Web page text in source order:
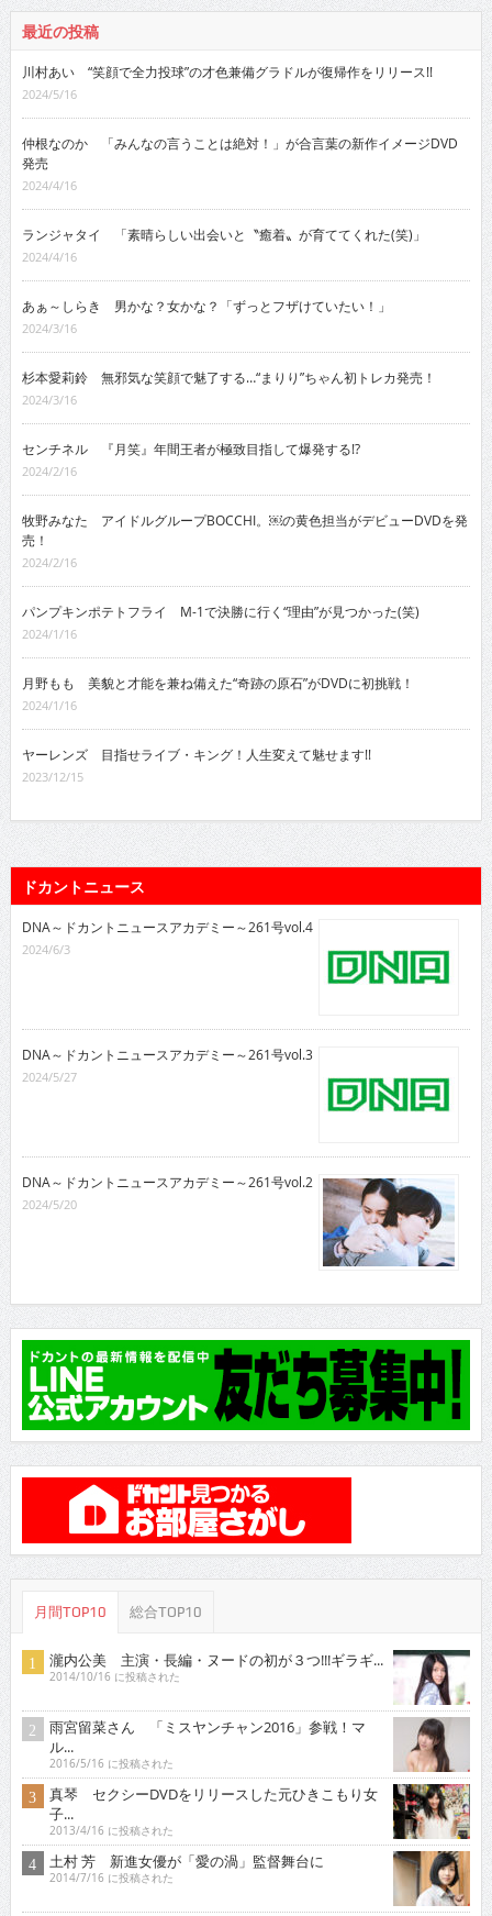
最近の投稿
川村あい “笑顔で全力投球”の才色兼備グラドルが復帰作をリリース!!
2024/5/16
仲根なのか 「みんなの言うことは絶対！」が合言葉の新作イメージDVD
発売
2024/4/16
ランジャタイ 「素晴らしい出会いと〝癒着〟が育ててくれた(笑)」
2024/4/16
あぁ～しらき 男かな？女かな？「ずっとフザけていたい！」
2024/3/16
杉本愛莉鈴 無邪気な笑顔で魅了する…“まりり”ちゃん初トレカ発売！
2024/3/16
センチネル 『月笑』年間王者が極致目指して爆発する!?
2024/2/16
牧野みなた アイドルグループBOCCHI。￼の黄色担当がデビューDVDを発
売！
2024/2/16
パンプキンポテトフライ M-1で決勝に行く“理由”が見つかった(笑)
2024/1/16
月野もも 美貌と才能を兼ね備えた“奇跡の原石”がDVDに初挑戦！
2024/1/16
ヤーレンズ 目指せライブ・キング！人生変えて魅せます!!
2023/12/15
ドカントニュース
DNA～ドカントニュースアカデミー～261号vol.4
2024/6/3
DNA～ドカントニュースアカデミー～261号vol.3
2024/5/27
DNA～ドカントニュースアカデミー～261号vol.2
2024/5/20
月間TOP10 総合TOP10
瀧内公美 主演・長編・ヌードの初が３つ!!!ギラギ...
2014/10/16 に投稿された
雨宮留菜さん 「ミスヤンチャン2016」参戦！マ
ル...
2016/5/16 に投稿された
真琴 セクシーDVDをリリースした元ひきこもり女
子...
2013/4/16 に投稿された
土村 芳 新進女優が「愛の渦」監督舞台に
2014/7/16 に投稿された